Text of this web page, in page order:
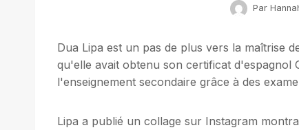
Par
Dua Lipa est un pas de plus vers la maîtrise
qu'elle avait obtenu son certificat d'espagnol
l'enseignement secondaire grâce à des
Lipa a publié un collage sur Instagram